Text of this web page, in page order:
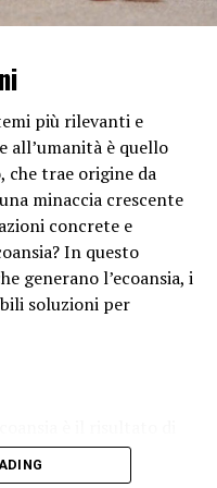
sogni potrebbero
dell’umore e nella
che hanno
mondi
essere più
diurne.
influenzati da vari
stress, l’ansia, i
fattori possono
dei sogni, fornendo
Sebbene molte
più rilevanti e
all’umanità è quello
che trae origine da
minaccia crescente
concrete e
In questo
generano l’ecoansia, i
soluzioni per
e pratiche
gli equilibri